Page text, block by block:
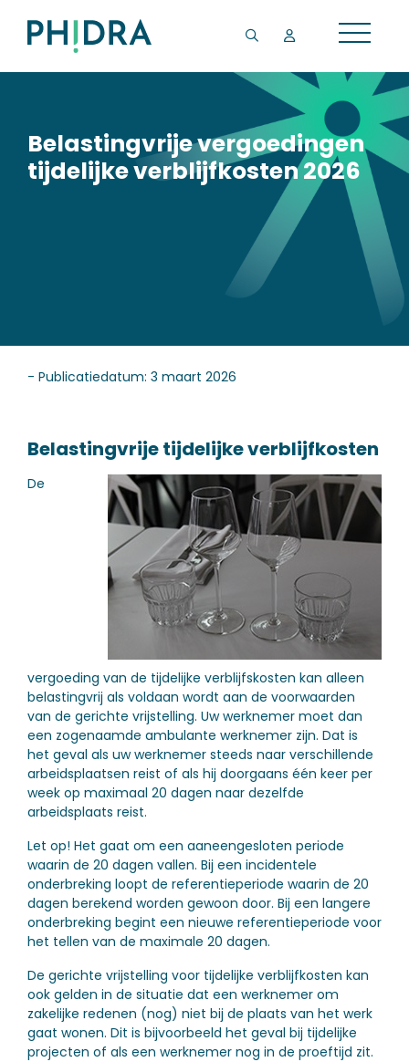
Belastingvrije vergoedingen
tijdelijke verblijfkosten 2026
- Publicatiedatum: 3 maart 2026
Belastingvrije tijdelijke verblijfkosten
De
vergoeding van de tijdelijke verblijfskosten kan alleen
belastingvrij als voldaan wordt aan de voorwaarden
van de gerichte vrijstelling. Uw werknemer moet dan
een zogenaamde ambulante werknemer zijn. Dat is
het geval als uw werknemer steeds naar verschillende
arbeidsplaatsen reist of als hij doorgaans één keer per
week op maximaal 20 dagen naar dezelfde
arbeidsplaats reist.
Let op! Het gaat om een aaneengesloten periode
waarin de 20 dagen vallen. Bij een incidentele
onderbreking loopt de referentieperiode waarin de 20
dagen berekend worden gewoon door. Bij een langere
onderbreking begint een nieuwe referentieperiode voor
het tellen van de maximale 20 dagen.
De gerichte vrijstelling voor tijdelijke verblijfkosten kan
ook gelden in de situatie dat een werknemer om
zakelijke redenen (nog) niet bij de plaats van het werk
gaat wonen. Dit is bijvoorbeeld het geval bij tijdelijke
projecten of als een werknemer nog in de proeftijd zit.